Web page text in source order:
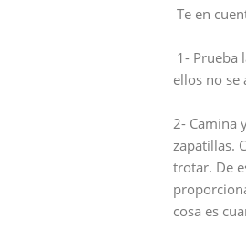
Te en
1- Prueba
ellos no se
2- Camina
zapatillas.
trotar. De
cosa es